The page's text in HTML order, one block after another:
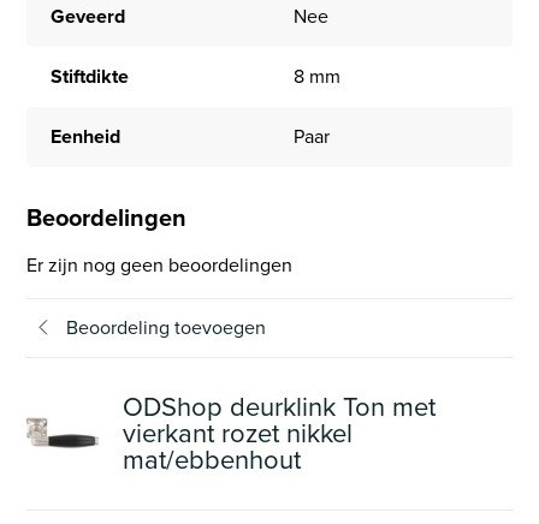
Geveerd Nee
Stiftdikte 8 mm
Eenheid Paar
Beoordelingen
Er zijn nog geen beoordelingen
Beoordeling toevoegen
ODShop deurklink Ton met
vierkant rozet nikkel
mat/ebbenhout